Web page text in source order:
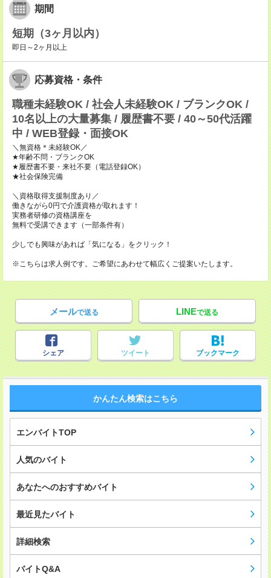
期間
短期（3ヶ月以内）
即日～2ヶ月以上
応募資格・条件
職種未経験OK / 社会人未経験OK / ブランクOK /
10名以上の大量募集 / 履歴書不要 / 40～50代活躍
中 / WEB登録・面接OK
＼無資格＊未経験OK／
★年齢不問・ブランクOK
★履歴書不要・来社不要（電話登録OK）
★社会保険完備
＼資格取得支援制度あり／
働きながら0円で介護資格が取れます！
実務者研修の資格講座を
無料で受講できます（一部条件有）
少しでも興味があれば「気になる」をクリック！
※こちらは求人例です。ご希望にあわせて幅広くご提案いたします。
メールで送る LINEで送る
シェア ツイート ブックマーク
かんたん検索はこちら
エンバイトTOP
人気のバイト
あなたへのおすすめバイト
最近見たバイト
詳細検索
バイトQ&A